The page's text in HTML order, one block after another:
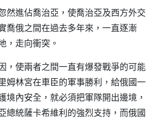
然進佔喬治亞，使喬治亞及西方外交
喬俄之間在過去多年來，一直逐漸
，走向衝突。
，使兩者之間一直有爆發戰爭的可能
姆林宮在車臣的軍事勝利，給俄國一
境內安全，就必須把軍隊開出邊境，
總統薩卡希維利的強烈支持，而俄國